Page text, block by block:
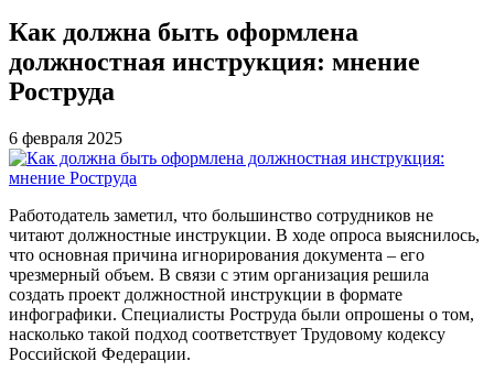
Как должна быть оформлена
должностная инструкция: мнение
Роструда
6 февраля 2025
Работодатель заметил, что большинство сотрудников не
читают должностные инструкции. В ходе опроса выяснилось,
что основная причина игнорирования документа – его
чрезмерный объем. В связи с этим организация решила
создать проект должностной инструкции в формате
инфографики. Специалисты Роструда были опрошены о том,
насколько такой подход соответствует Трудовому кодексу
Российской Федерации.